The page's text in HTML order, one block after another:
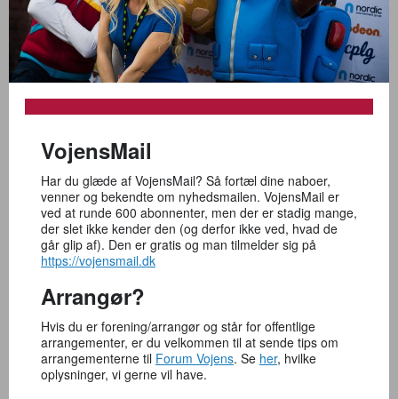
VojensMail
Har du glæde af VojensMail? Så fortæl dine naboer,
venner og bekendte om nyhedsmailen. VojensMail er
ved at runde 600 abonnenter, men der er stadig mange,
der slet ikke kender den (og derfor ikke ved, hvad de
går glip af). Den er gratis og man tilmelder sig på
https://vojensmail.dk
Arrangør?
Hvis du er forening/arrangør og står for offentlige
arrangementer, er du velkommen til at sende tips om
arrangementerne til Forum Vojens. Se her, hvilke
oplysninger, vi gerne vil have.